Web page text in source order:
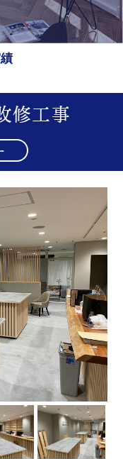
績
修工事